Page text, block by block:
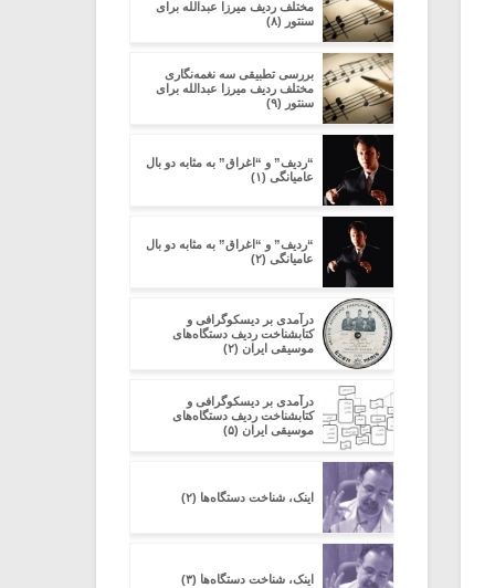
مختلف ردیف میرزا عبدالله برای
سنتور (۸)
بررسی تطبیقی سه نغمه‌نگاری
مختلف ردیف میرزا عبدالله برای
سنتور (۹)
“ردیف” و “اغراق” به مثابه دو بال
عامیانگی (۱)
“ردیف” و “اغراق” به مثابه دو بال
عامیانگی (۲)
در‌آمدی بر دیسکوگرافی و
کتابشناخت ردیف دستگاه‌های
موسیقی ایران (۲)
در‌آمدی بر دیسکوگرافی و
کتابشناخت ردیف دستگاه‌های
موسیقی ایران (۵)
اینک، شناخت دستگاه‌ها (۲)
اینک، شناخت دستگاه‌ها (۳)